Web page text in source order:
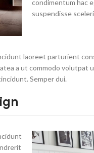
condimentum hac
suspendisse
laoreet parturient
a ut commodo volutpat
Semper dui.